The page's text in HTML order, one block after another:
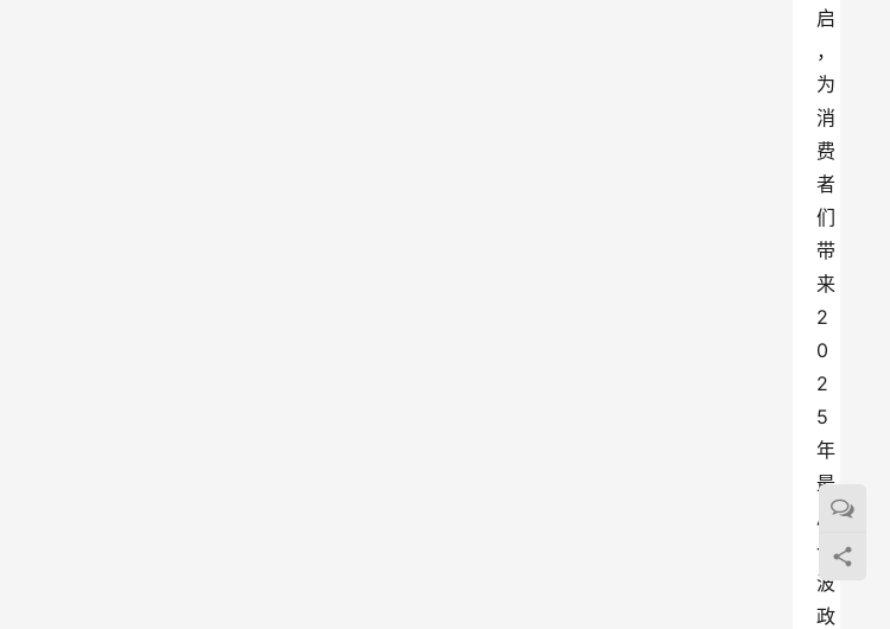
启
，
为
消
费
者
们
带
来
2
0
2
5
年
最
后
一
波
政